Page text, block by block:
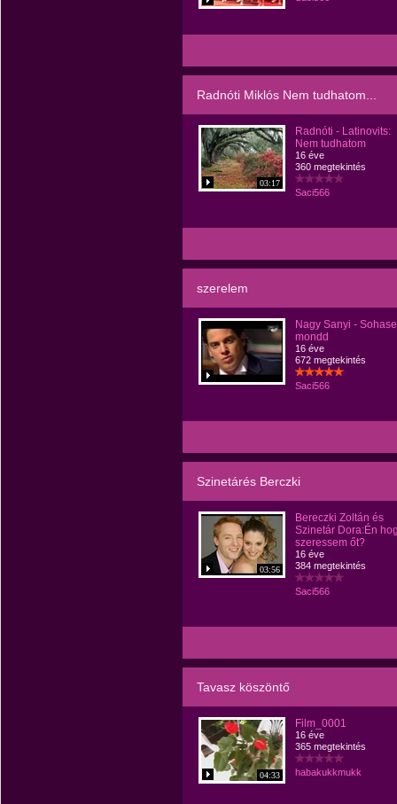
Radnóti Miklós Nem tudhatom...
03:17
Radnóti - Latinovits:
Nem tudhatom
16 éve
360 megtekintés
Saci566
szerelem
Nagy Sanyi - Sohase
mondd
16 éve
672 megtekintés
Saci566
Szinetárés Berczki
03:56
Bereczki Zoltán és
Szinetár Dora:Én
szeressem őt?
16 éve
384 megtekintés
Saci566
Tavasz köszöntő
04:33
Film_0001
16 éve
365 megtekintés
habakukkmukk